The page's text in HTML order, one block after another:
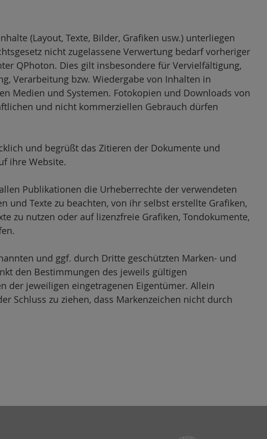
(Layout, Texte, Bilder, Grafiken usw.) unterliegen
nicht zugelassene Verwertung bedarf vorheriger
QPhoton. Dies gilt insbesondere für Vervielfältigung,
Verarbeitung bzw. Wiedergabe von Inhalten in
Medien und Systemen. Fotokopien und Downloads von
und nicht kommerziellen Gebrauch dürfen
und begrüßt das Zitieren der Dokumente und
ihre Website.
Publikationen die Urheberrechte der verwendeten
und Texte zu beachten, von ihr selbst erstellte Grafiken,
zu nutzen oder auf lizenzfreie Grafiken, Tondokumente,
und ggf. durch Dritte geschützten Marken- und
den Bestimmungen des jeweils gültigen
der jeweiligen eingetragenen Eigentümer. Allein
Schluss zu ziehen, dass Markenzeichen nicht durch